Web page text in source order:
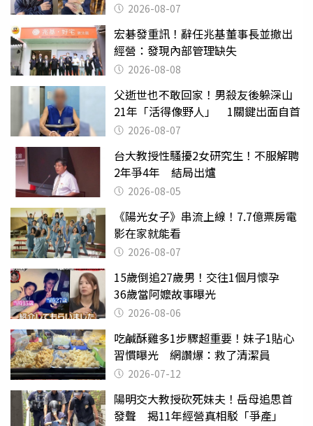
2026-08-07
宏碁發重訊！辭任兆基董事長並撤出
經營：發現內部管理缺失
2026-08-08
父逝世也不敢回家！男殺友後躲深山
21年「活得像野人」 1關鍵出面自首
2026-08-07
台大教授性騷擾2女研究生！不服解聘
2年爭4年 結局出爐
2026-08-05
《陽光女子》串流上線！7.7億票房電
影在家就能看
2026-08-07
15歲倒追27歲男！交往1個月懷孕
36歲當阿嬤故事曝光
2026-08-06
吃鹹酥雞多1步驟超重要！妹子1貼心
習慣曝光 網讚爆：救了清潔員
2026-07-12
陽明交大教授砍死妹夫！岳母追思首
發聲 揭11年經營真相駁「爭產」